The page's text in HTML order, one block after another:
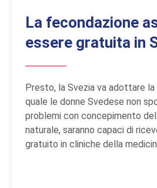
La fecondazione
essere gratuita in
Presto, la Svezia va adottare
quale le donne Svedese non
problemi con concepimento
naturale, saranno capaci di
gratuito in cliniche della